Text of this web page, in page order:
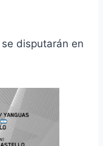
disputarán en